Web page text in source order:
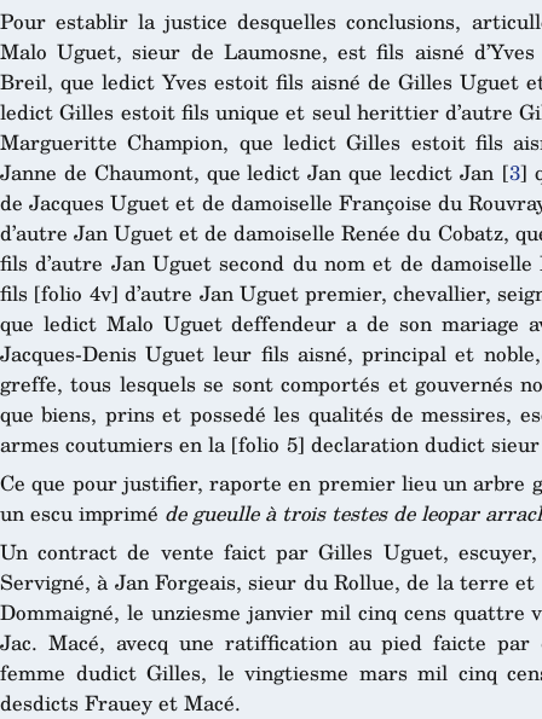
Pour establir la justice desquelles conclusions,
Malo Uguet, sieur de Laumosne, est fils aisné
Breil, que ledict Yves estoit fils aisné de Gilles Uguet
ledict Gilles estoit fils unique et seul herittier d’autre
Margueritte Champion, que ledict Gilles estoit fils
Janne de Chaumont, que ledict Jan que lecdict Jan[3]
de Jacques Uguet et de damoiselle Françoise du
d’autre Jan Uguet et de damoiselle Renée du Cobatz,
fils d’autre Jan Uguet second du nom et de
fils [folio 4v] d’autre Jan Uguet premier, chevallier,
que ledict Malo Uguet deffendeur a de son mariage
Jacques-Denis Uguet leur fils aisné, principal et
greffe, tous lesquels se sont comportés et gouvernés
que biens, prins et possedé les qualités de messires,
armes coutumiers en la [folio 5] declaration dudict
Ce que pour justifier, raporte en premier lieu un arbre
un escu imprimé de gueulle à trois testes de leopar
Un contract de vente faict par Gilles Uguet,
Servigné, à Jan Forgeais, sieur du Rollue, de la terre
Dommaigné, le unziesme janvier mil cinq cens
Jac. Macé, avecq une ratiffication au pied faicte par
femme dudict Gilles, le vingtiesme mars mil cinq
desdicts Frauey et Macé.